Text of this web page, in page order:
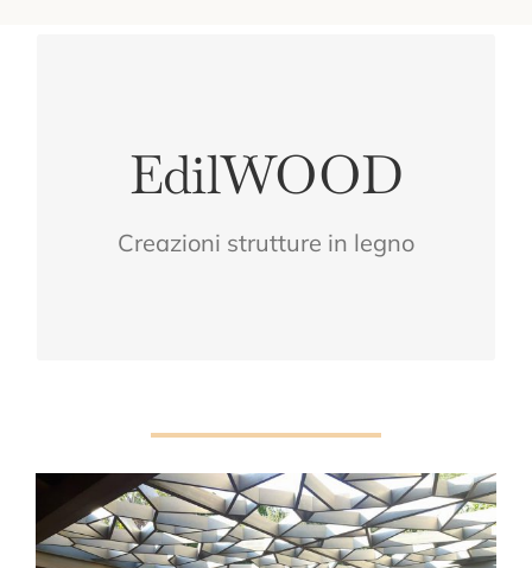
EdilWOOD
Creazioni strutture in legno
LEGNO PER IL
VOSTRO